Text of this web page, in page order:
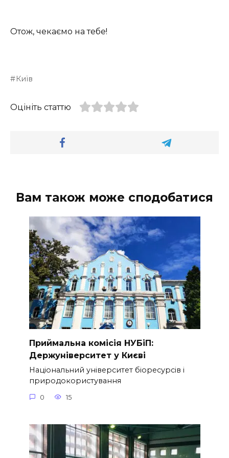
Отож, чекаємо на тебе!
Київ
Оцініть статтю
Вам також може сподобатися
Приймальна комісія НУБіП:
Держуніверситет у Києві
Національний університет біоресурсів і
природокористування
0 15